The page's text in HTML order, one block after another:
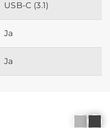
USB-C (3.1)
Ja
Ja